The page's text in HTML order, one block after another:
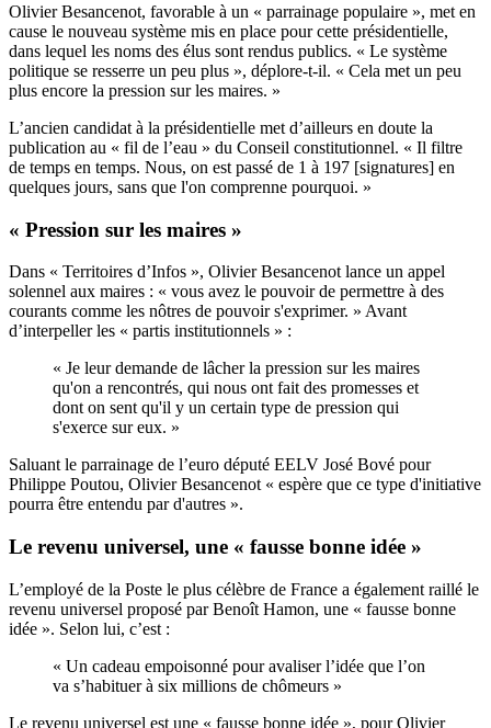
Olivier Besancenot, favorable à un « parrainage populaire », met en
cause le nouveau système mis en place pour cette présidentielle,
dans lequel les noms des élus sont rendus publics. « Le système
politique se resserre un peu plus », déplore-t-il. « Cela met un peu
plus encore la pression sur les maires. »
L’ancien candidat à la présidentielle met d’ailleurs en doute la
publication au « fil de l’eau » du Conseil constitutionnel. « Il filtre
de temps en temps. Nous, on est passé de 1 à 197 [signatures] en
quelques jours, sans que l'on comprenne pourquoi. »
« Pression sur les maires »
Dans « Territoires d’Infos », Olivier Besancenot lance un appel
solennel aux maires : « vous avez le pouvoir de permettre à des
courants comme les nôtres de pouvoir s'exprimer. » Avant
d’interpeller les « partis institutionnels » :
« Je leur demande de lâcher la pression sur les maires
qu'on a rencontrés, qui nous ont fait des promesses et
dont on sent qu'il y un certain type de pression qui
s'exerce sur eux. »
Saluant le parrainage de l’euro député EELV José Bové pour
Philippe Poutou, Olivier Besancenot « espère que ce type d'initiative
pourra être entendu par d'autres ».
Le revenu universel, une « fausse bonne idée »
L’employé de la Poste le plus célèbre de France a également raillé le
revenu universel proposé par Benoît Hamon, une « fausse bonne
idée ». Selon lui, c’est :
« Un cadeau empoisonné pour avaliser l’idée que l’on
va s’habituer à six millions de chômeurs »
Le revenu universel est une « fausse bonne idée », pour Olivier